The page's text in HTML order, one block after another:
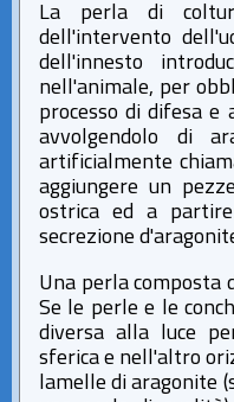
La perla di
dell'intervento
dell'innesto
nell'animale, per
processo di difesa e
avvolgendolo di
artificialmente
aggiungere un
ostrica ed a
secrezione
Una perla composta
Se le perle e le
diversa alla luce
sferica e nell'altro
lamelle di aragonite